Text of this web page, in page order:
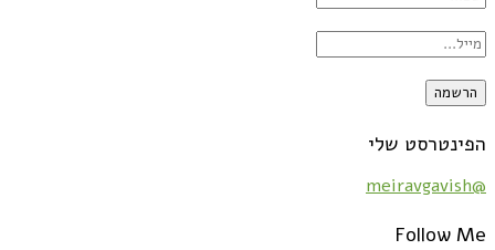
הפינטרסט שלי
@meiravgavish
Follow Me